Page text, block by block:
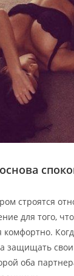
строятся
для того,
комфортно.
защищать
оба